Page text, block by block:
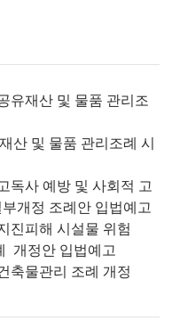
유재산 및 물품 관리조
물품 관리조례 시
독사 예방 및 사회적 고
개정 조례안 입법예고
진피해 시설물 위험
개정안 입법예고
축물관리 조례 개정